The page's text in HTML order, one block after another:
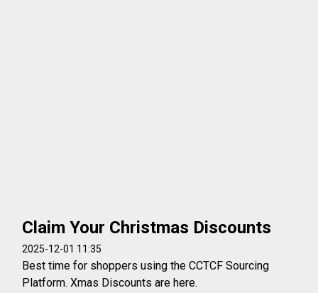
Claim Your Christmas Discounts
2025-12-01 11:35
Best time for shoppers using the CCTCF Sourcing
Platform. Xmas Discounts are here.